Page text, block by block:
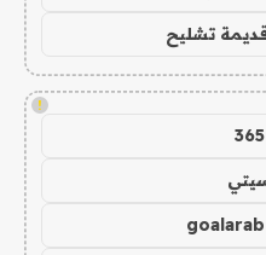
تشليح
!